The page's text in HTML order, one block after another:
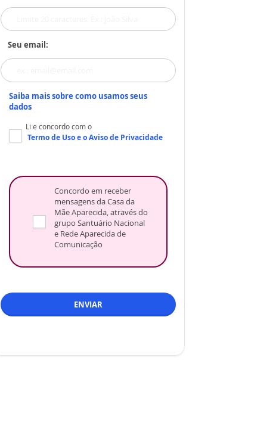
Seu email:
Saiba mais sobre como usamos seus
dados
Li e concordo com o
Termo de Usoe oAviso de Privacidade
Concordo em receber
mensagens da Casa da
Mãe Aparecida, através do
grupo Santuário Nacional
e Rede Aparecida de
Comunicação
ENVIAR